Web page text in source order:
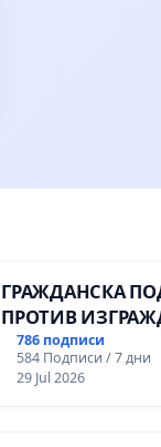
ГРАЖДАНСКА
ПРОТИВ
ВЪЖЕНА ЛИНИЯ
ТЕРИТОРИЯТА
786 подписи
584 Подписи / 7 дни
29 Jul 2026